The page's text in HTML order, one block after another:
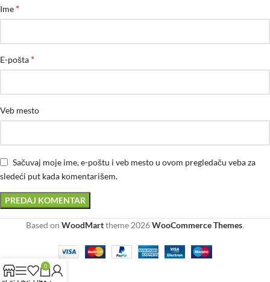
Ime *
E-pošta *
Veb mesto
Sačuvaj moje ime, e-poštu i veb mesto u ovom pregledaču veba za
sledeći put kada komentarišem.
Based on WoodMarttheme 2026WooCommerce Themes.
0